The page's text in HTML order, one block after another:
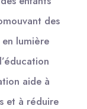
des
lumière
aide à
et à réduire